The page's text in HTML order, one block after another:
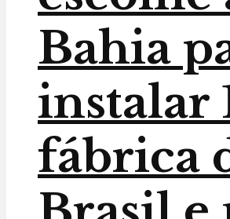
Bahia
instalar
fábrica